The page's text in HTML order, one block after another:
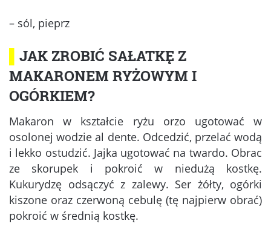
– sól, pieprz
JAK ZROBIĆ SAŁATKĘ Z
MAKARONEM RYŻOWYM I
OGÓRKIEM?
Makaron w kształcie ryżu orzo ugotować w
osolonej wodzie al dente. Odcedzić, przelać wodą
i lekko ostudzić. Jajka ugotować na twardo. Obrac
ze skorupek i pokroić w niedużą kostkę.
Kukurydzę odsączyć z zalewy. Ser żółty, ogórki
kiszone oraz czerwoną cebulę (tę najpierw obrać)
pokroić w średnią kostkę.